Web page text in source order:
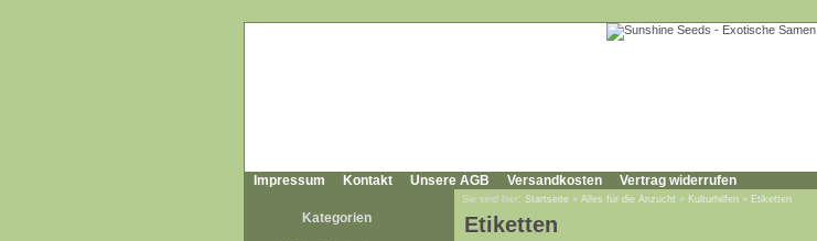
Impressum Kontakt Unsere AGB Versandkosten Vertrag widerrufen
Kategorien
Sie sind hier: Startseite » Alles für die Anzucht » Kulturhilfen » Etiketten
Etiketten